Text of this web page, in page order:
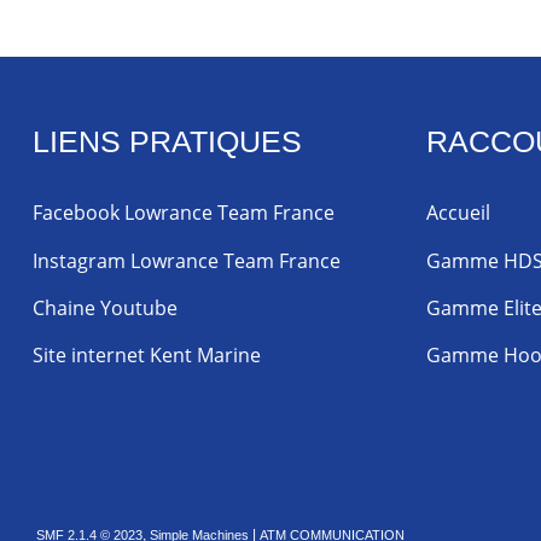
LIENS PRATIQUES
Facebook Lowrance Team France
Instagram Lowrance Team France
Chaine Youtube
Site internet Kent Marine
Accueil
Gamme HDS
Gamme Elite
Gamme
SMF 2.1.4 © 2023, Simple Machines ATM COMMUNICATION